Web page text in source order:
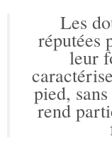
Les
réputées
leur
pied,
rend